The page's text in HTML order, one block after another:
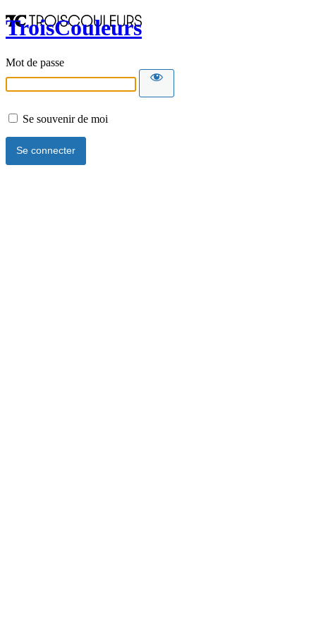
TroisCouleurs
Mot de passe
Se souvenir de moi